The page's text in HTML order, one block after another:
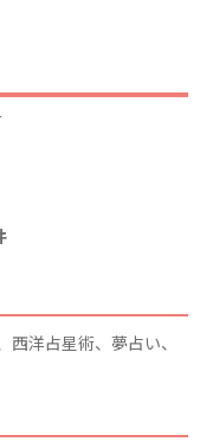
洋占星術、夢占い、